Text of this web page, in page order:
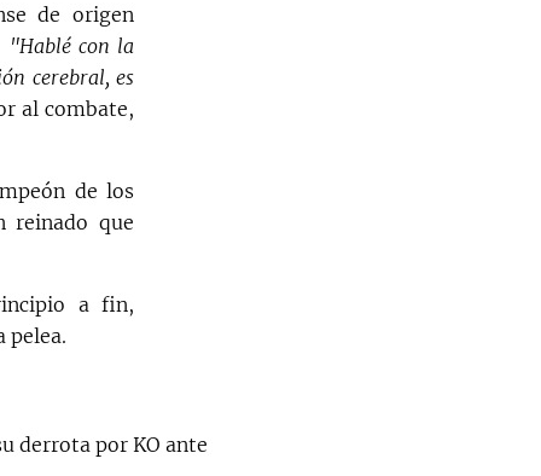
de origen
"Hablé con la
cerebral, es
al combate,
de los
reinado que
a fin,
pelea.
derrota por KO ante